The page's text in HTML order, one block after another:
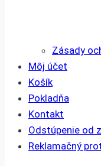
Zásady
Môj účet
Košík
Pokladňa
Kontakt
Odstúpenie od
Reklamačný